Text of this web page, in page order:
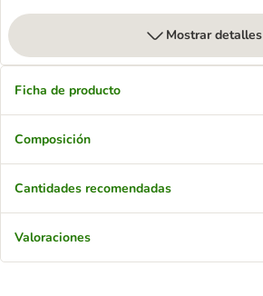
Mostrar detalles
Ficha de producto
Composición
Cantidades recomendadas
Valoraciones